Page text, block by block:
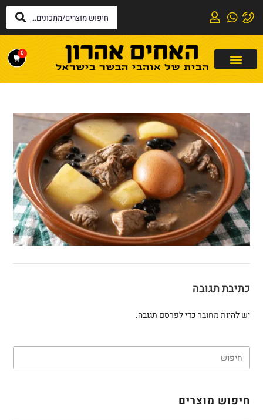
0
כתיבת תגובה
יש להיותמחוברכדי לפרסם תגובה.
חיפוש מוצרים